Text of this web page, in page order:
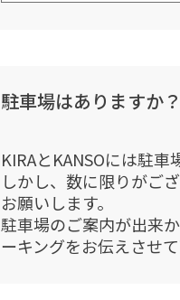
駐車場はありますか？
KIRAとKANSOには駐車
しかし、数に限りがご
お願いします。
駐車場のご案内が出来
ーキングをお伝えさせて